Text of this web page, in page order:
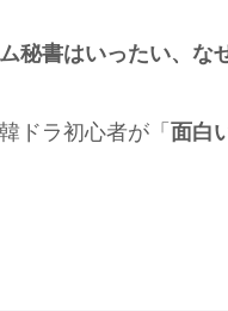
秘書はいったい、な
ドラ初心者が「 面白